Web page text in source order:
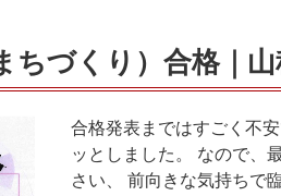
ちづくり）合格｜
合格発表まではすごく不
ッとしました。 なので、
さい、 前向きな気持ちで